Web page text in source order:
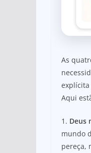
As
explícita
Aqui
1. Deus
mundo
pereça,